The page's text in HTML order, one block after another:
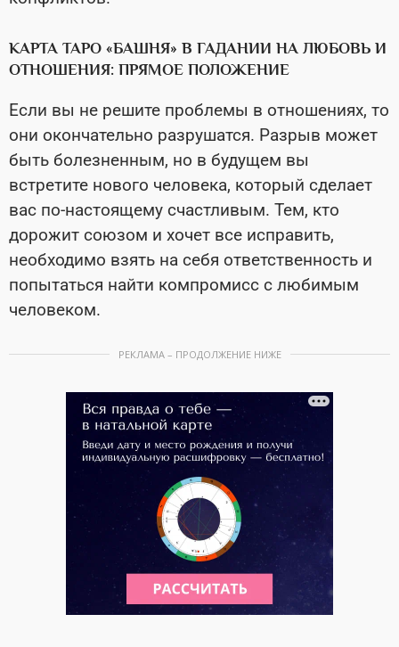
КАРТА ТАРО «БАШНЯ» В ГАДАНИИ НА ЛЮБОВЬ И
ОТНОШЕНИЯ: ПРЯМОЕ ПОЛОЖЕНИЕ
Если вы не решите проблемы в отношениях, то
они окончательно разрушатся. Разрыв может
быть болезненным, но в будущем вы
встретите нового человека, который сделает
вас по-настоящему счастливым. Тем, кто
дорожит союзом и хочет все исправить,
необходимо взять на себя ответственность и
попытаться найти компромисс с любимым
человеком.
РЕКЛАМА – ПРОДОЛЖЕНИЕ НИЖЕ